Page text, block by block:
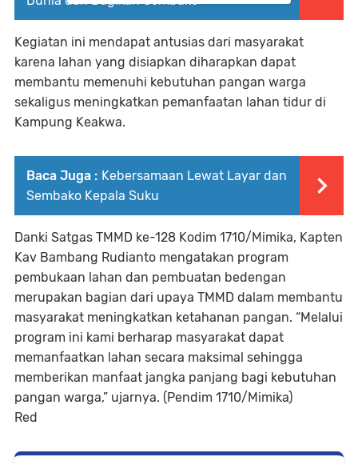
Kegiatan ini mendapat antusias dari masyarakat
karena lahan yang disiapkan diharapkan dapat
membantu memenuhi kebutuhan pangan warga
sekaligus meningkatkan pemanfaatan lahan tidur di
Kampung Keakwa.
Baca Juga : Kebersamaan Lewat Layar dan
Sembako Kepala Suku
Danki Satgas TMMD ke-128 Kodim 1710/Mimika, Kapten
Kav Bambang Rudianto mengatakan program
pembukaan lahan dan pembuatan bedengan
merupakan bagian dari upaya TMMD dalam membantu
masyarakat meningkatkan ketahanan pangan. “Melalui
program ini kami berharap masyarakat dapat
memanfaatkan lahan secara maksimal sehingga
memberikan manfaat jangka panjang bagi kebutuhan
pangan warga,” ujarnya. (Pendim 1710/Mimika)
Red